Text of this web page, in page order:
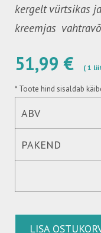
kergelt vürtsikas
kreemjas
51,99 € ( 1
* Toote hind sisaldab
ABV
PAKEND
LISA